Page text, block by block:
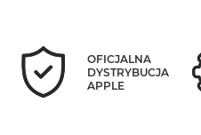
OFICJALNA
DYSTRYBUCJA
APPLE